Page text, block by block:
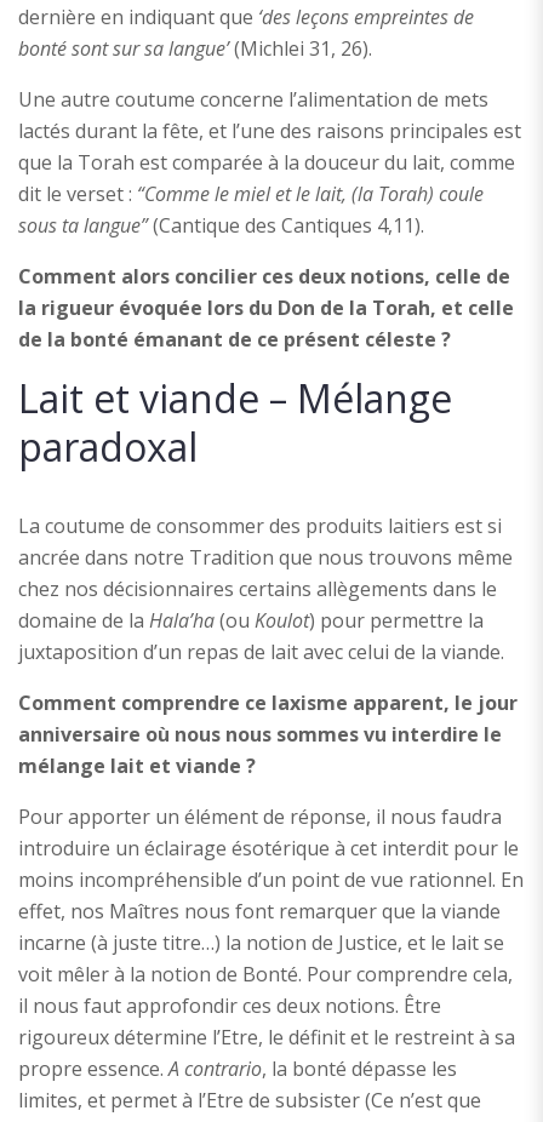
dernière en indiquant que ‘des leçons empreintes de
bonté sont sur sa langue’(Michlei 31, 26).
Une autre coutume concerne l’alimentation de mets
lactés durant la fête, et l’une des raisons principales est
que la Torah est comparée à la douceur du lait, comme
dit le verset : “Comme le miel et le lait, (la Torah) coule
sous ta langue”(Cantique des Cantiques 4,11).
Comment alors concilier ces deux notions, celle de
la rigueur évoquée lors du Don de la Torah, et celle
de la bonté émanant de ce présent céleste ?
Lait et viande – Mélange
paradoxal
La coutume de consommer des produits laitiers est si
ancrée dans notre Tradition que nous trouvons même
chez nos décisionnaires certains allègements dans le
domaine de la Hala’ha(ou Koulot) pour permettre la
juxtaposition d’un repas de lait avec celui de la viande.
Comment comprendre ce laxisme apparent, le jour
anniversaire où nous nous sommes vu interdire le
mélange lait et viande ?
Pour apporter un élément de réponse, il nous faudra
introduire un éclairage ésotérique à cet interdit pour le
moins incompréhensible d’un point de vue rationnel. En
effet, nos Maîtres nous font remarquer que la viande
incarne (à juste titre…) la notion de Justice, et le lait se
voit mêler à la notion de Bonté. Pour comprendre cela,
il nous faut approfondir ces deux notions. Être
rigoureux détermine l’Etre, le définit et le restreint à sa
propre essence.A contrario, la bonté dépasse les
limites, et permet à l’Etre de subsister (Ce n’est que